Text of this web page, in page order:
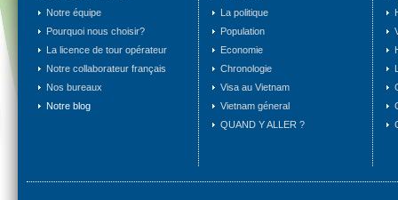
Notre équipe
Pourquoi nous choisir?
La licence de tour opérateur
Notre collaborateur français
Nos bureaux
Notre blog
La politique
Population
Economie
Chronologie
Visa au Vietnam
Vietnam géneral
QUAND Y ALLER ?